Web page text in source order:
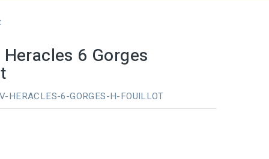
6 Gorges
HERACLES-6-GORGES-H-FOUILLOT